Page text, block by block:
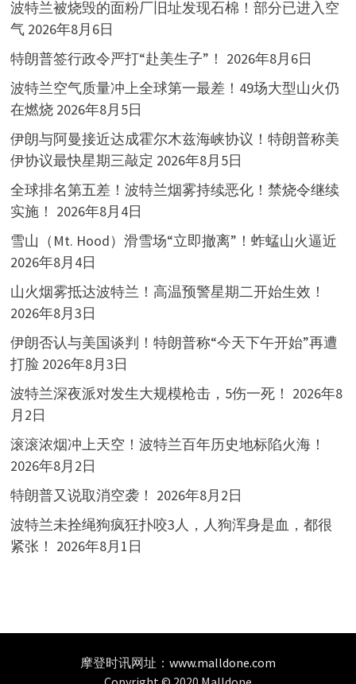
波特兰被烧毁的面粉厂旧址发现石棉！部分已进入空
气 2026年8月6日
特朗普签行政令严打“赴美生子”！ 2026年8月6日
波特兰空气质量冲上全球第一最差！49场大型山火仍
在燃烧 2026年8月5日
伊朗与阿曼接近达成霍尔木兹海峡协议！特朗普称美
伊协议最快星期三敲定 2026年8月5日
全球排名第五差！波特兰烟雾持续恶化！禁烧令继续
实施！ 2026年8月4日
雪山（Mt. Hood）滑雪场“立即撤离”！蚱蜢山火逼近
2026年8月4日
山火烟雾抵达波特兰！高温预警星期二开始生效！
2026年8月3日
伊朗否认与美国谈判！特朗普称“今天下午开始”再遭
打脸 2026年8月3日
波特兰深夜派对发生大规模枪击，5伤一死！ 2026年8
月2日
滚滚浓烟冲上天空！波特兰百年历史地标陷火海！
2026年8月2日
特朗普又说取消空袭！ 2026年8月2日
波特兰未拴绳狗疯狂扑咬3人，人狗浑身是血，都很
紧张！ 2026年8月1日
摩登时讯网址： www.malldone.com